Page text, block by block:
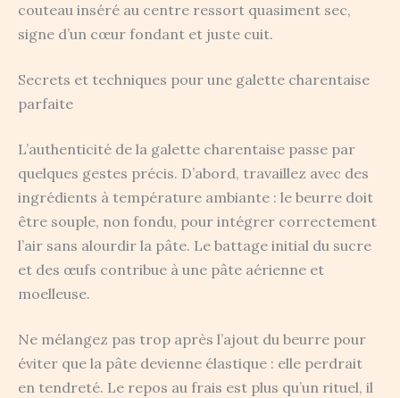
couteau inséré au centre ressort quasiment sec,
signe d’un cœur fondant et juste cuit.
Secrets et techniques pour une galette charentaise
parfaite
L’authenticité de la galette charentaise passe par
quelques gestes précis. D’abord, travaillez avec des
ingrédients à température ambiante : le beurre doit
être souple, non fondu, pour intégrer correctement
l’air sans alourdir la pâte. Le battage initial du sucre
et des œufs contribue à une pâte aérienne et
moelleuse.
Ne mélangez pas trop après l’ajout du beurre pour
éviter que la pâte devienne élastique : elle perdrait
en tendreté. Le repos au frais est plus qu’un rituel, il